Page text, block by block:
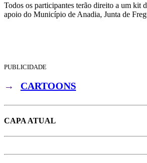
Todos os participantes terão direito a um kit
apoio do Município de Anadia, Junta de
PUBLICIDADE
→ CARTOONS
CAPA ATUAL